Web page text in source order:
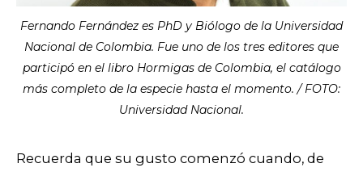
Fernando Fernández es PhD y Biólogo de la Universidad
Nacional de Colombia. Fue uno de los tres editores que
participó en el libro Hormigas de Colombia, el catálogo
más completo de la especie hasta el momento. / FOTO:
Universidad Nacional.
Recuerda que su gusto comenzó cuando, de